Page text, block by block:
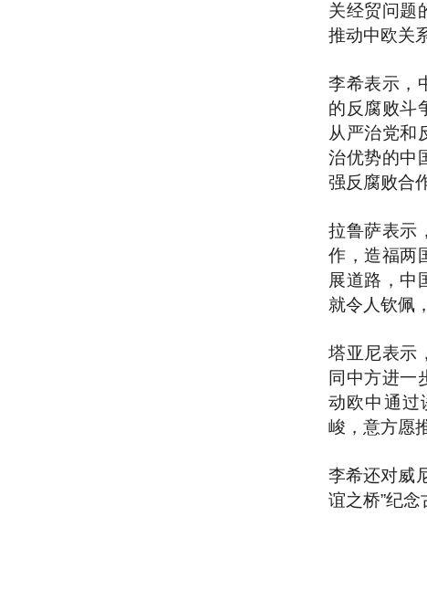
关经贸问题
推动中欧关
李希表示，
的反腐败斗
从严治党和
治优势的中
强反腐败合
拉鲁萨表示
作，造福两
展道路，中
就令人钦佩
塔亚尼表示
同中方进一
动欧中通过
峻，意方愿
李希还对威
谊之桥”纪